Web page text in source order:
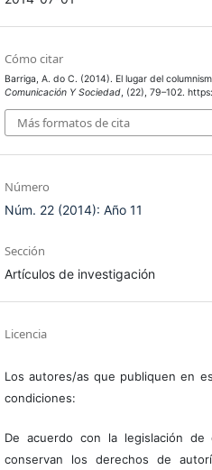
Cómo citar
Barriga, A. do C. (2014). El lugar del
Comunicación Y Sociedad, (22), 79–102.
Más formatos de cita
Número
Núm. 22 (2014): Año 11
Sección
Artículos de investigación
Licencia
Los autores/as que publiquen en
condiciones:
De acuerdo con la legislación
conservan los derechos de